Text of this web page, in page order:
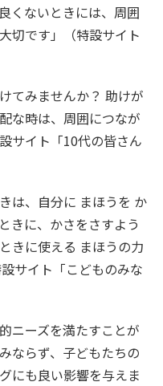
くないときには、周囲
切です」（特設サイト
てみませんか？ 助けが
な時は、周囲につなが
サイト「10代の皆さん
は、自分に まほうを か
きに、かさをさすよう
きに使える まほうの力
サイト「こどものみな
ニーズを満たすことが
ならず、子どもたちの
にも良い影響を与えま